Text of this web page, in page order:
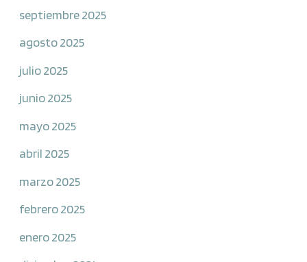
septiembre 2025
agosto 2025
julio 2025
junio 2025
mayo 2025
abril 2025
marzo 2025
febrero 2025
enero 2025